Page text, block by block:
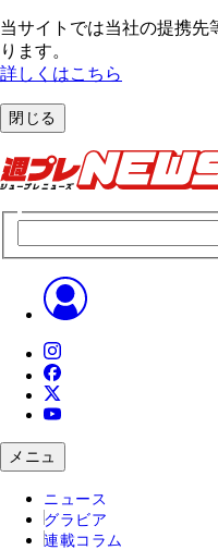
当サイトでは当社の提携先
ります。
詳しくはこちら
閉じる
メニュ
ニュース
グラビア
連載コラム